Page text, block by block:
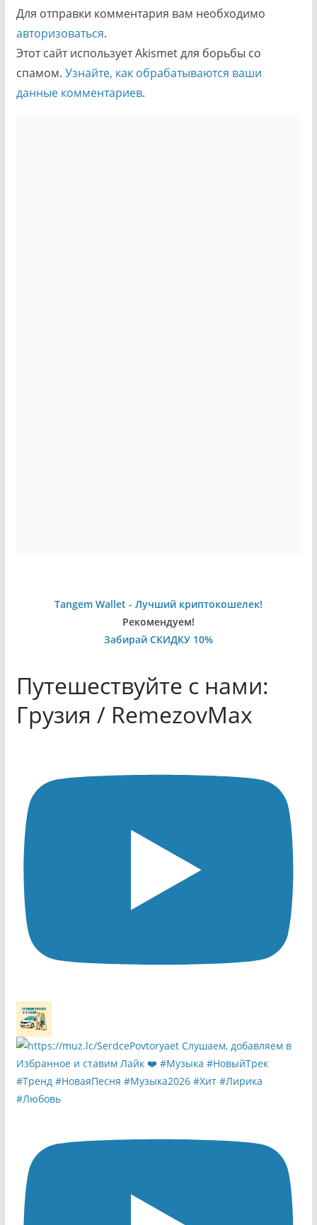
Для отправки комментария вам необходимо
авторизоваться.
Этот сайт использует Akismet для борьбы со
спамом. Узнайте, как обрабатываются ваши
данные комментариев.
Tangem Wallet - Лучший криптокошелек!
Рекомендуем!
Забирай СКИДКУ 10%
Путешествуйте с нами:
Грузия / RemezovMax